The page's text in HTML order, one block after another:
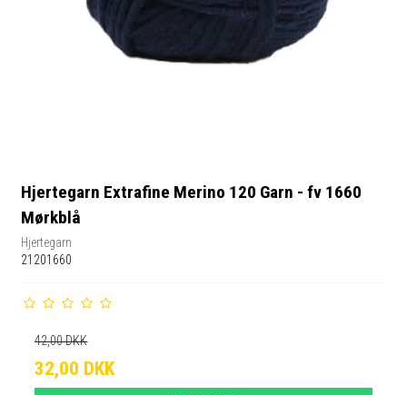
Hjertegarn Extrafine Merino 120 Garn - fv 1660
Mørkblå
Hjertegarn
21201660
42,00 DKK
32,00 DKK